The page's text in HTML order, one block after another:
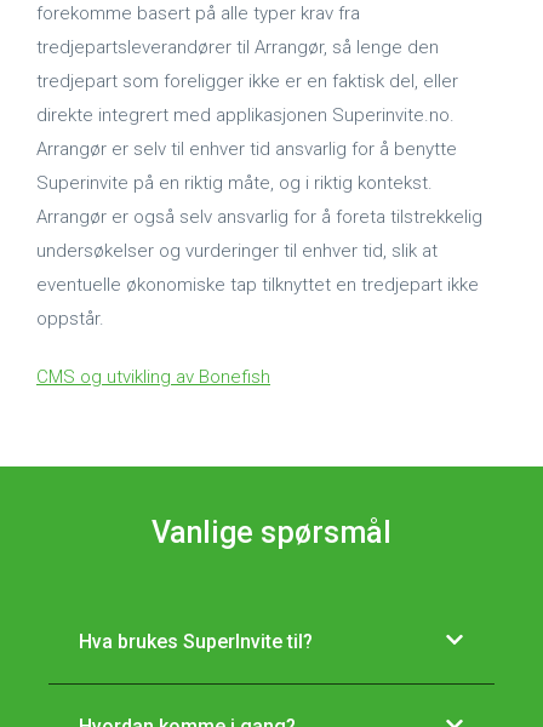
forekomme basert på alle typer krav fra
tredjepartsleverandører til Arrangør, så lenge den
tredjepart som foreligger ikke er en faktisk del, eller
direkte integrert med applikasjonen Superinvite.no.
Arrangør er selv til enhver tid ansvarlig for å benytte
Superinvite på en riktig måte, og i riktig kontekst.
Arrangør er også selv ansvarlig for å foreta tilstrekkelig
undersøkelser og vurderinger til enhver tid, slik at
eventuelle økonomiske tap tilknyttet en tredjepart ikke
oppstår.
CMS og utvikling av Bonefish
Vanlige spørsmål
Hva brukes SuperInvite til?